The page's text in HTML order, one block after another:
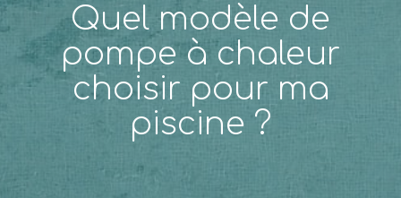
Quel modèle de
pompe à chaleur
choisir pour ma
piscine ?